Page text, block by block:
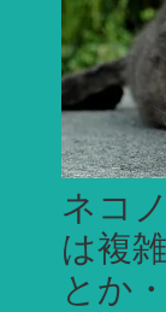
ネコ
は複
とか